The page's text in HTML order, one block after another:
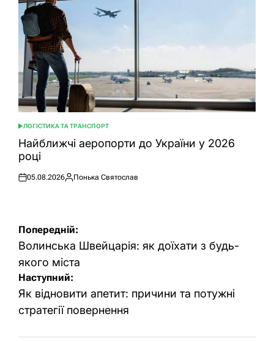
ОПУБЛІКУВАТИ
У
ЛОГІСТИКА ТА ТРАНСПОРТ
Найближчі аеропорти до України у 2026
році
Оприлюднено
05.08.2026
Опубліковано
Понька Святослав
Навігація
записів
Попередній:
Волинська Швейцарія: як доїхати з будь-
якого міста
Наступний:
Як відновити апетит: причини та потужні
стратегії повернення